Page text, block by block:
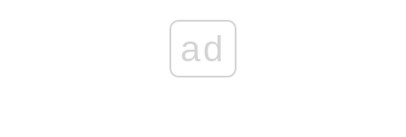
ad